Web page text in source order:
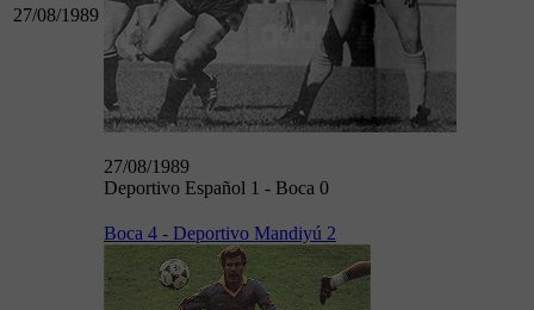
27/08/1989
27/08/1989
Deportivo Español 1 - Boca 0
Boca 4 - Deportivo Mandiyú 2